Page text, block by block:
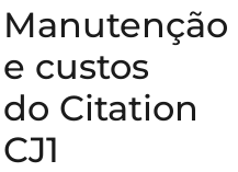
Manutenção
e custos
do Citation
CJ1